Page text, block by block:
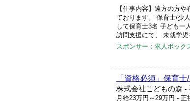
【仕事内容】遠方の方
ております。 保育士/少
して保育士3名 子ども一
訪問支援にて、 未就学
スポンサー：求人ボック
「資格必須」保育
株式会社こどもの森 -
月給23万円～29万円 - 正